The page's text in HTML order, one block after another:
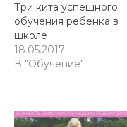
Три кита успешного
обучения ребенка в
школе
18.05.2017
В "Обучение"